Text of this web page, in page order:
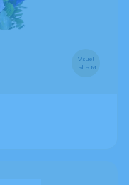
Visuel
taille M